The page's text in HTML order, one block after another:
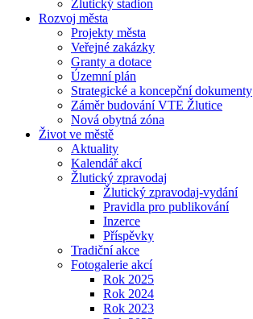
Žlutický stadion
Rozvoj města
Projekty města
Veřejné zakázky
Granty a dotace
Územní plán
Strategické a koncepční dokumenty
Záměr budování VTE Žlutice
Nová obytná zóna
Život ve městě
Aktuality
Kalendář akcí
Žlutický zpravodaj
Žlutický zpravodaj-vydání
Pravidla pro publikování
Inzerce
Příspěvky
Tradiční akce
Fotogalerie akcí
Rok 2025
Rok 2024
Rok 2023